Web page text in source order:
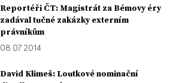
Reportéři ČT: Magistrát za Bémovy éry
zadával tučné zakázky externím
právníkům
08. 07. 2014
David Klimeš: Loutkové nominační